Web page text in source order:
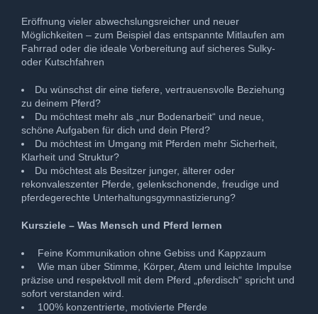
Eröffnung vieler abwechslungsreicher und neuer
Möglichkeiten – zum Beispiel das entspannte Mitlaufen am
Fahrrad oder die ideale Vorbereitung auf sicheres Sulky-
oder Kutschfahren
Du wünschst dir eine tiefere, vertrauensvolle Beziehung
zu deinem Pferd?
Du möchtest mehr als „nur Bodenarbeit“ und neue,
schöne Aufgaben für dich und dein Pferd?
Du möchtest im Umgang mit Pferden mehr Sicherheit,
Klarheit und Struktur?
Du möchtest als Besitzer junger, älterer oder
rekonvaleszenter Pferde, gelenkschonende, freudige und
pferdegerechte Unterhaltungsgymnastizierung?
Kursziele – Was Mensch und Pferd lernen
Feine Kommunikation ohne Gebiss und Kappzaum
Wie man über Stimme, Körper, Atem und leichte Impulse
präzise und respektvoll mit dem Pferd „pferdisch“ spricht und
sofort verstanden wird.
100% konzentrierte, motivierte Pferde